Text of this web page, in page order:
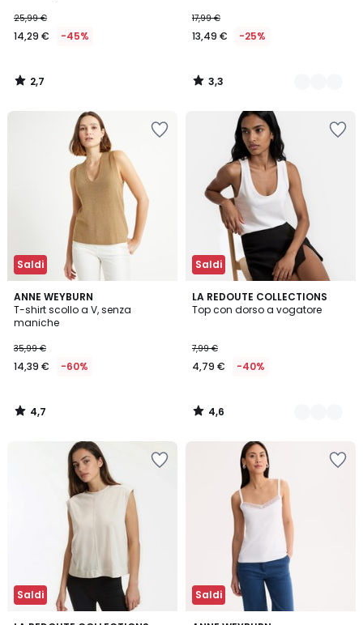
25,99 €
14,29 € -45%
2,7
/
17,99 €
13,49 € -25%
3,3
/
Saldi
ANNE WEYBURN
T-shirt scollo a V, senza
maniche
35,99 €
14,39 € -60%
4,7
/ 5
4,7
/
Saldi
LA REDOUTE COLLECTIONS
Top con dorso a vogatore
7,99 €
4,79 € -40%
4,6
/ 5
2
Colori
4,6
/
Saldi Saldi